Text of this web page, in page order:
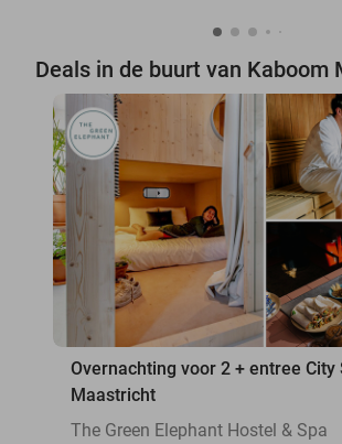
Deals in de buurt van Kaboom
Overnachting voor 2 + entree City
Maastricht
The Green Elephant Hostel & Spa